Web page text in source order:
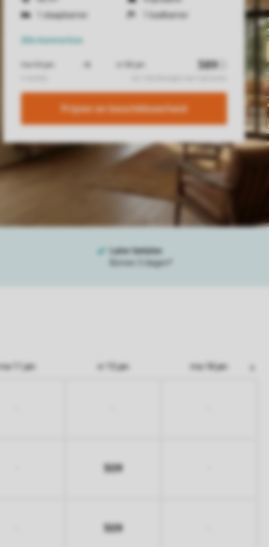
1 slaapkamer
1 badkamer
Alle kenmerken
Prijzen en beschikbaarheid
ma 11 jan vr 15 jan ma 18 jan
509
509